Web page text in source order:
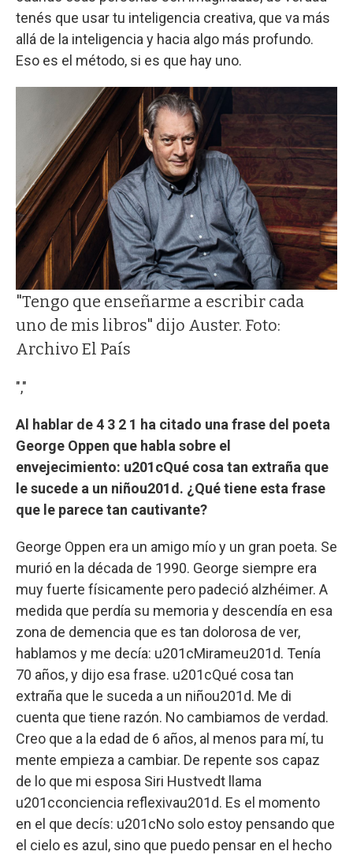
tenés que usar tu inteligencia creativa, que va más
allá de la inteligencia y hacia algo más profundo.
Eso es el método, si es que hay uno.
"Tengo que enseñarme a escribir cada
uno de mis libros" dijo Auster. Foto:
Archivo El País
","
Al hablar de 4 3 2 1 ha citado una frase del poeta
George Oppen que habla sobre el
envejecimiento: u201cQué cosa tan extraña que
le sucede a un niñou201d. ¿Qué tiene esta frase
que le parece tan cautivante?
George Oppen era un amigo mío y un gran poeta. Se
murió en la década de 1990. George siempre era
muy fuerte físicamente pero padeció alzhéimer. A
medida que perdía su memoria y descendía en esa
zona de demencia que es tan dolorosa de ver,
hablamos y me decía: u201cMirameu201d. Tenía
70 años, y dijo esa frase. u201cQué cosa tan
extraña que le suceda a un niñou201d. Me di
cuenta que tiene razón. No cambiamos de verdad.
Creo que a la edad de 6 años, al menos para mí, tu
mente empieza a cambiar. De repente sos capaz
de lo que mi esposa Siri Hustvedt llama
u201cconciencia reflexivau201d. Es el momento
en el que decís: u201cNo solo estoy pensando que
el cielo es azul, sino que puedo pensar en el hecho